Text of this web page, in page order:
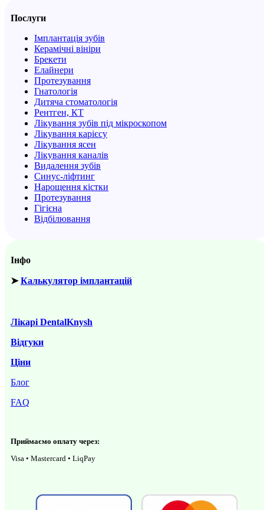
Послуги
Імплантація зубів
Керамічні вініри
Брекети
Елайнери
Протезування
Гнатологія
Дитяча стоматологія
Рентген, КТ
Лікування зубів під мікроскопом
Лікування карієсу
Лікування ясен
Лікування каналів
Видалення зубів
Синус-ліфтинг
Нарощення кістки
Протезування
Гігієна
Відбілювання
Інфо
➤ Калькулятор імплантацій
Лікарі DentalKnysh
Відгуки
Ціни
Блог
FAQ
Приймаємо оплату через:
Visa • Mastercard • LiqPay